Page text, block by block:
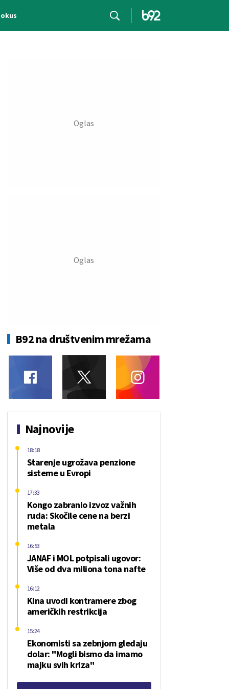
B92 na društvenim mrežama
Najnovije
Starenje ugrožava penzione
sisteme u Evropi
18:18
Kongo zabranio izvoz važnih
ruda: Skočile cene na berzi
metala
17:33
JANAF i MOL potpisali ugovor:
Više od dva miliona tona nafte
16:53
Kina uvodi kontramere zbog
američkih restrikcija
16:12
Ekonomisti sa zebnjom gledaju
dolar: "Mogli bismo da imamo
majku svih kriza"
15:24